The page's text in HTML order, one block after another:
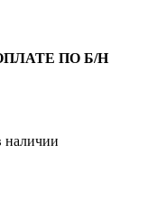
ПО Б/Н
наличии